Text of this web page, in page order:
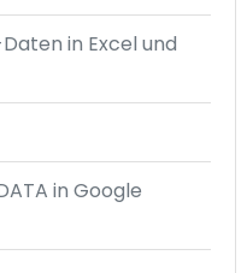
in Excel und
in Google